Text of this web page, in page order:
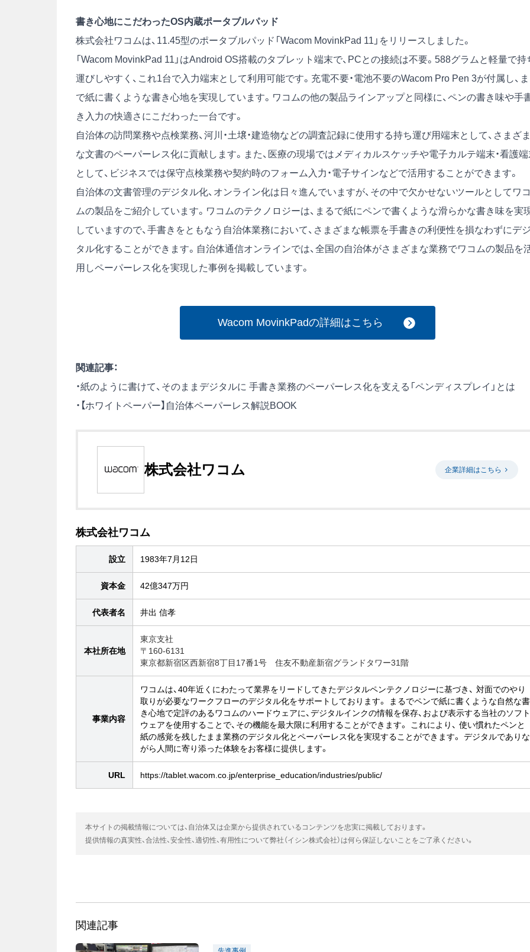
書き心地にこだわったOS内蔵ポータブルパッド
株式会社ワコムは、11.45型のポータブルパッド「Wacom MovinkPad 11」をリリースしました。
「Wacom MovinkPad 11」はAndroid OS搭載のタブレット端末で、PCとの接続は不要。588グラムと軽量で持
運びしやすく、これ1台で入力端末として利用可能です。充電不要・電池不要のWacom Pro Pen 3が付属し、
で紙に書くような書き心地を実現しています。ワコムの他の製品ラインアップと同様に、ペンの書き味や手
き入力の快適さにこだわった一台です。
自治体の訪問業務や点検業務、河川・土壌・建造物などの調査記録に使用する持ち運び用端末として、さまざま
な文書のペーパーレス化に貢献します。また、医療の現場ではメディカルスケッチや電子カルテ端末・看護端
として、ビジネスでは保守点検業務や契約時のフォーム入力・電子サインなどで活用することができます。
自治体の文書管理のデジタル化、オンライン化は日々進んでいますが、その中で欠かせないツールとしてワコ
ムの製品をご紹介しています。ワコムのテクノロジーは、まるで紙にペンで書くような滑らかな書き味を実
していますので、手書きをともなう自治体業務において、さまざまな帳票を手書きの利便性を損なわずにデジ
タル化することができます。自治体通信オンラインでは、全国の自治体がさまざまな業務でワコムの製品を
用しペーパーレス化を実現した事例を掲載しています。
Wacom MovinkPadの詳細はこちら
関連記事：
・紙のように書けて、そのままデジタルに 手書き業務のペーパーレス化を支える「ペンディスプレイ」とは
・【ホワイトペーパー】自治体ペーパーレス解説BOOK
株式会社ワコム 企業詳細はこちら
株式会社ワコム
設立 1983年7月12日
資本金 42億347万円
代表者名 井出 信孝
本社所在地
東京支社
〒160-6131
東京都新宿区西新宿8丁目17番1号 住友不動産新宿グランドタワー31階
事業内容
ワコムは、40年近くにわたって業界をリードしてきたデジタルペンテクノロジーに基づき、 対面でのやり
取りが必要なワークフローのデジタル化をサポートしております。 まるでペンで紙に書くような自然な書
き心地で定評のあるワコムのハードウェアに、デジタルインクの情報を保存、および表示する当社のソフト
ウェアを使用することで、その機能を最大限に利用することができます。 これにより、 使い慣れたペンと
紙の感覚を残したまま業務のデジタル化とペーパーレス化を実現することができます。 デジタルでありな
がら人間に寄り添った体験をお客様に提供します。
URL https://tablet.wacom.co.jp/enterprise_education/industries/public/
本サイトの掲載情報については、自治体又は企業から提供されているコンテンツを忠実に掲載しております。
提供情報の真実性、合法性、安全性、適切性、有用性について弊社（イシン株式会社）は何ら保証しないことをご了承ください。
関連記事